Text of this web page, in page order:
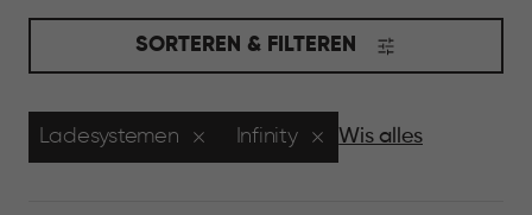
SORTEREN & FILTEREN
Ladesystemen Infinity Wis alles